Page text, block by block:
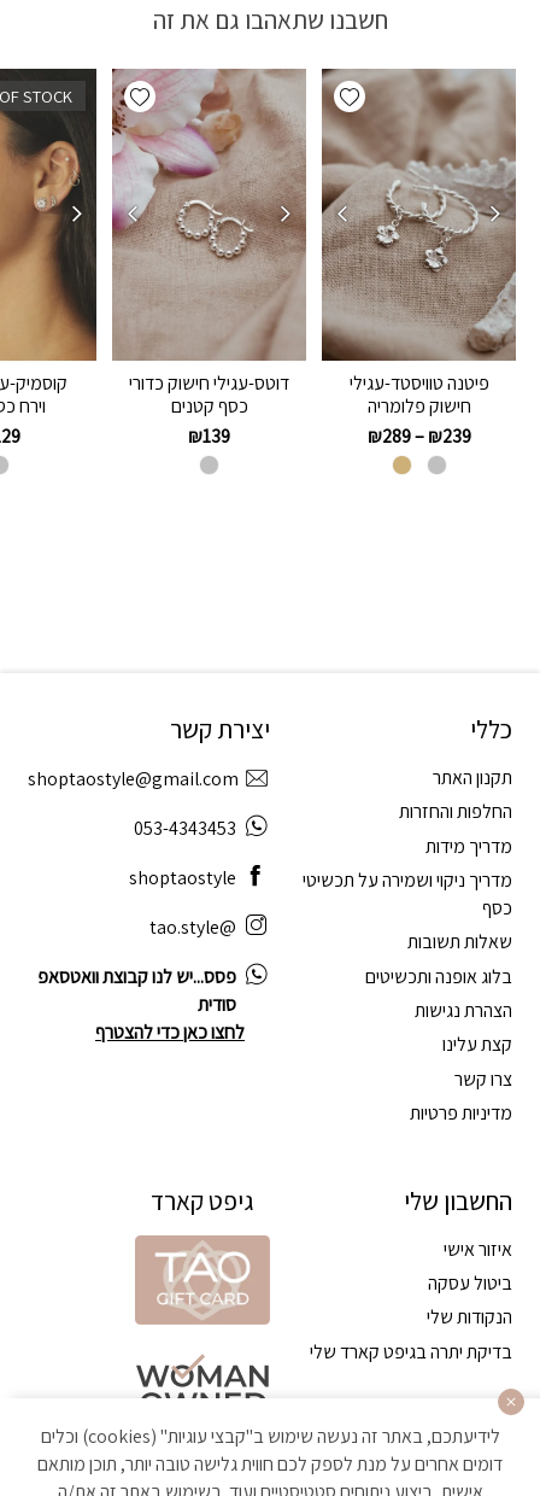
חשבנו שתאהבו גם את זה
Add wishlist
פיטנה טוויסטד-עגילי
חישוק פלומריה
₪239
–
₪289
Add wishlist
דוטס-עגילי חישוק כדורי
כסף קטנים
₪139
STOCK
קוסמיק-
וירח
כללי
תקנון האתר
החלפות והחזרות
מדריך מידות
מדריך ניקוי ושמירה על תכשיטי
כסף
שאלות תשובות
בלוג אופנה ותכשיטים
הצהרת נגישות
קצת עלינו
צרו קשר
מדיניות פרטיות
החשבון שלי
איזור אישי
ביטול עסקה
הנקודות שלי
בדיקת יתרה בגיפט קארד שלי
יצירת קשר
shoptaostyle@gmail.com
053-4343453
shoptaostyle
@tao.style
פסס...יש לנו קבוצת וואטסאפ
סודית
לחצו כאן כדי להצטרף
גיפט קארד
לידיעתכם, באתר זה נעשה שימוש ב"קבצי עוגיות" (cookies) וכלים
דומים אחרים על מנת לספק לכם חווית גלישה טובה יותר, תוכן מותאם